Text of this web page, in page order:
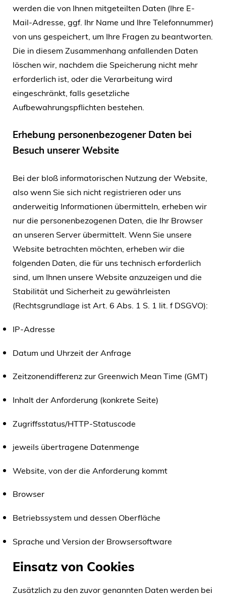
werden die von Ihnen mitgeteilten Daten (Ihre E-
Mail-Adresse, ggf. Ihr Name und Ihre Telefonnummer)
von uns gespeichert, um Ihre Fragen zu beantworten.
Die in diesem Zusammenhang anfallenden Daten
löschen wir, nachdem die Speicherung nicht mehr
erforderlich ist, oder die Verarbeitung wird
eingeschränkt, falls gesetzliche
Aufbewahrungspflichten bestehen.
Erhebung personenbezogener Daten bei
Besuch unserer Website
Bei der bloß informatorischen Nutzung der Website,
also wenn Sie sich nicht registrieren oder uns
anderweitig Informationen übermitteln, erheben wir
nur die personenbezogenen Daten, die Ihr Browser
an unseren Server übermittelt. Wenn Sie unsere
Website betrachten möchten, erheben wir die
folgenden Daten, die für uns technisch erforderlich
sind, um Ihnen unsere Website anzuzeigen und die
Stabilität und Sicherheit zu gewährleisten
(Rechtsgrundlage ist Art. 6 Abs. 1 S. 1 lit. f DSGVO):
IP-Adresse
Datum und Uhrzeit der Anfrage
Zeitzonendifferenz zur Greenwich Mean Time (GMT)
Inhalt der Anforderung (konkrete Seite)
Zugriffsstatus/HTTP-Statuscode
jeweils übertragene Datenmenge
Website, von der die Anforderung kommt
Browser
Betriebssystem und dessen Oberfläche
Sprache und Version der Browsersoftware
Einsatz von Cookies
Zusätzlich zu den zuvor genannten Daten werden bei